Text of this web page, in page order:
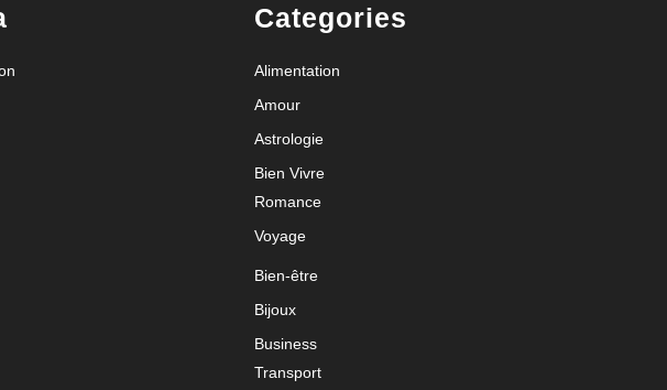
Categories
Alimentation
Amour
Astrologie
Bien Vivre
Romance
Voyage
Bien-être
Bijoux
Business
Transport